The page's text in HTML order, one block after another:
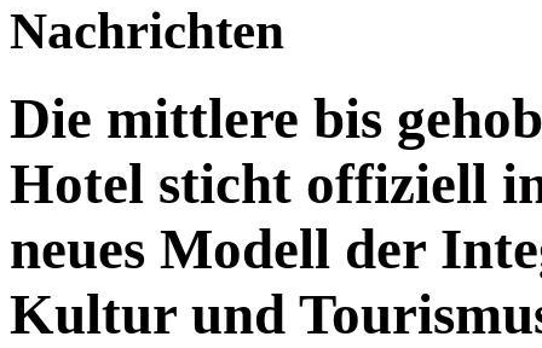
Nachrichten
Die mittlere bis
Hotel sticht offiziell
neues Modell der
Kultur und